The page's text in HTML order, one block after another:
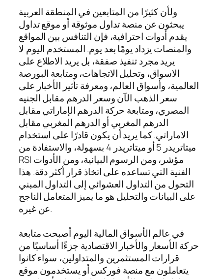
ولأن كثيرًا من المتابعين في المنطقة العربية
يبحثون عن منصة تداول موثوقة أو موقع تداول
يقدم أدوات احترافية، فإن التنافس بين المواقع
والمنصات يزداد يومًا بعد يوم. المستخدم اليوم لا
يريد مجرد تنفيذ صفقة، بل يريد الاطلاع على
الاسواق، وتحليل الاتجاهات، ومتابعة البورصة
العالمية، وأسواق العالم، ومعرفة تأثير الأخبار على
سعر الذهب الآن وسعر الدرهم مقابل الجنيه
المصري، ومتابعة حركة الدرهم الإماراتي مقابل
الدرهم المغربي أو الدرهم المغربي مقابل
الاماراتي. كما يريد أن يكون قادرًا على استخدام
ميتاتريدر 5 أو ميتاتريدر 4 بسهولة، والاستفادة من
RSI مؤشر، ومن الرسوم البيانية، ومن الأدوات
الفنية التي تساعده على اتخاذ قرار أكثر دقة. هذا
التحول من التداول العشوائي إلى التداول المبني
على البيانات والتحليل هو ما يميز المتعامل الناجح
عن غيره.
في عالم الأسواق المالية اليوم أصبحت متابعة
حركة الأسعار والأخبار الاقتصادية جزءًا أساسيًا من
قرارات المستثمرين والمتداولين، سواء كانوا
يتعاملون مع منصة فوركس أو يستخدمون موقع